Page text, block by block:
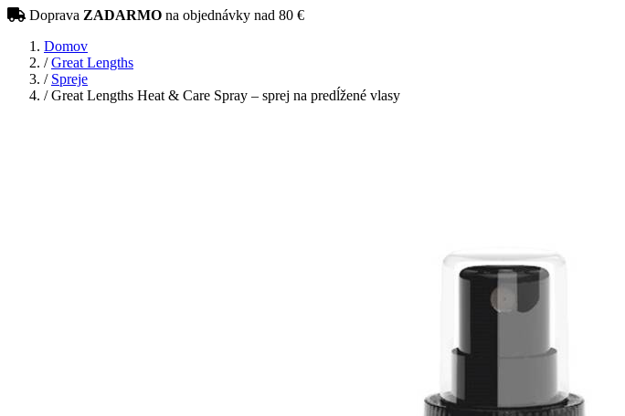
Doprava ZADARMO na objednávky nad 80 €
Domov
/ Great Lengths
/ Spreje
/Great Lengths Heat & Care Spray – sprej na predĺžené vlasy